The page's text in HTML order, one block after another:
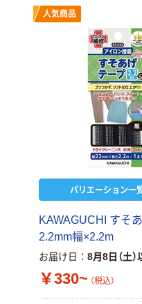
人気商品
バリエーション一覧
KAWAGUCHI すそ
2.2mm幅×2.2m
お届け日 8月8日（土）
￥330~ （税込）